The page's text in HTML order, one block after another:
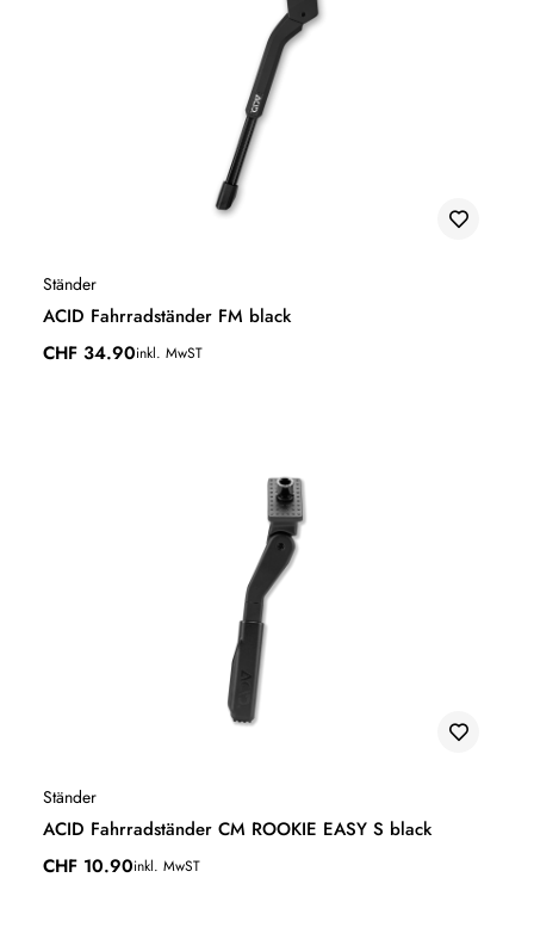
Ständer
ACID Fahrradständer FM black
CHF 34.90inkl. MwST
Ständer
ACID Fahrradständer CM ROOKIE EASY S black
CHF 10.90inkl. MwST